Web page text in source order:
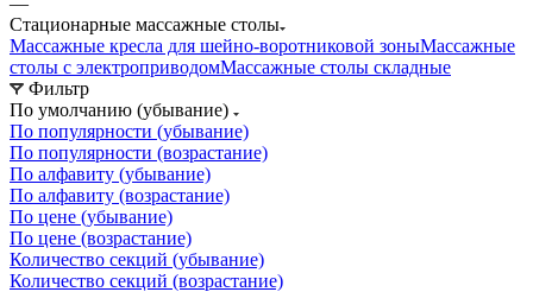
Стационарные массажные столы
Массажные кресла для шейно-воротниковой зоныМассажные
столы с электроприводомМассажные столы складные
Фильтр
По умолчанию (убывание)
По популярности (убывание)
По популярности (возрастание)
По алфавиту (убывание)
По алфавиту (возрастание)
По цене (убывание)
По цене (возрастание)
Количество секций (убывание)
Количество секций (возрастание)